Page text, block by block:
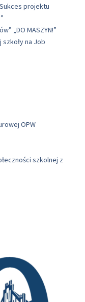
projektu
„DO MASZYN!”
na Job
OPW
szkolnej z